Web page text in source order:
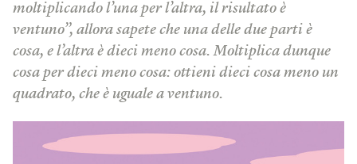
moltiplicando l’una per l’altra, il risultato è
ventuno”, allora sapete che una delle due parti è
cosa, e l’altra è dieci meno cosa. Moltiplica dunque
cosa per dieci meno cosa: ottieni dieci cosa meno un
quadrato, che è uguale a ventuno.